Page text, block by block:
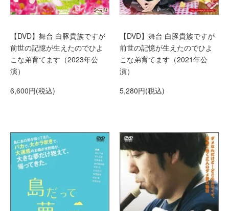
【DVD】舞台 白豚貴族ですが
前世の記憶が生えたのでひよ
こな弟育てます（2023年公
演）
6,600円(税込)
【DVD】舞台 白豚貴族ですが
前世の記憶が生えたのでひよ
こな弟育てます（2021年公
演）
5,280円(税込)